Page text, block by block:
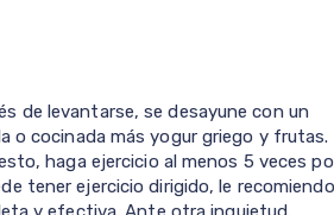
de levantarse, se desayune con un
o cocinada más yogur griego y frutas.
haga ejercicio al menos 5 veces
tener ejercicio dirigido, le recomiendo